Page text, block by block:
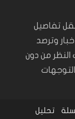
تفاصيل
وترصد
النظر من دون
تحليل